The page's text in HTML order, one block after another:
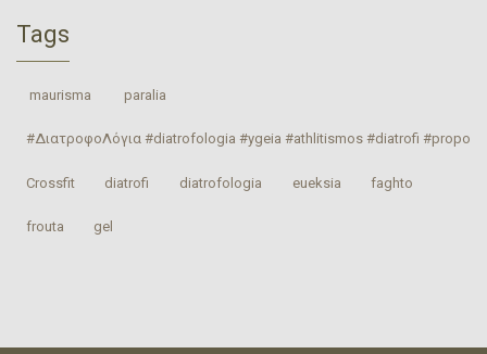
Tags
‎ maurisma‬ ‎ paralia‬
#ΔιατροφοΛόγια #diatrofologia #ygeia #athlitismos #diatrofi
Crossfit ‎diatrofi‬ ‎diatrofologia‬ ‎eueksia‬ faghto
‎frouta gel